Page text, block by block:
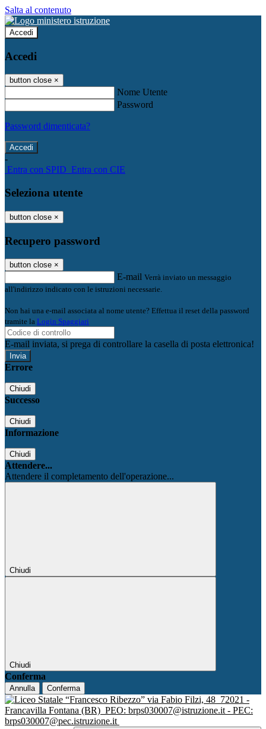
Salta al contenuto
Accedi
Accedi
button close ×
Nome Utente
Password
Password dimenticata?
-
Entra con SPID Entra con CIE
Seleziona utente
button close ×
Recupero password
button close ×
E-mail Verrà inviato un messaggio
all'indirizzo indicato con le istruzioni necessarie.
Non hai una e-mail associata al nome utente? Effettua il reset della password
tramite la Login Spaggiari
E-mail inviata, si prega di controllare la casella di posta elettronica!
Errore
Chiudi
Successo
Chiudi
Informazione
Chiudi
Attendere...
Attendere il completamento dell'operazione...
Chiudi
Chiudi
Conferma
Annulla Conferma
via Fabio Filzi, 48 72021 -
Francavilla Fontana (BR) PEO: brps030007@istruzione.it - PEC:
brps030007@pec.istruzione.it